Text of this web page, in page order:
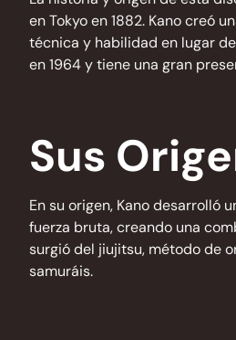
en Tokyo en 1882. Kano creó
técnica y habilidad en lugar
en 1964 y tiene una gran
Sus
En su origen, Kano desarrolló
fuerza bruta, creando una
surgió del jiujitsu, método de
samuráis.